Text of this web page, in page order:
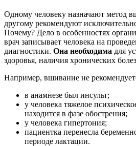
Одному человеку назначают метод
другому рекомендуют
Почему? Дело в особенностях
врач записывает человека на
диагностики. Она необходима для
здоровья, наличия хронических
Например, вшивание не
в анамнезе был инсульт;
у человека тяжелое
находится в фазе обострения;
у человека гипертония;
пациентка перенесла
периоде лактации.